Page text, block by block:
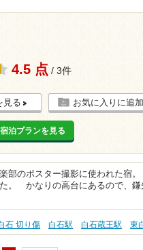
4.5 点 / 3件
見る お気に入りに追加
泊プランを見る
部のポスター撮影に使われた宿
。 かなりの高台にあるので、鎌
石 切り傷 白石駅 白石蔵王駅 東